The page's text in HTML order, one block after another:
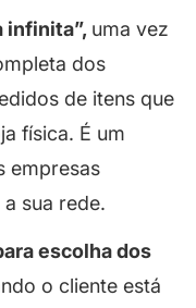
infinita”, uma vez
dos
de itens que
física. É um
empresas
sua rede.
escolha dos
o cliente está